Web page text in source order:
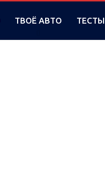
ТВОЁ АВТО ТЕСТЫ